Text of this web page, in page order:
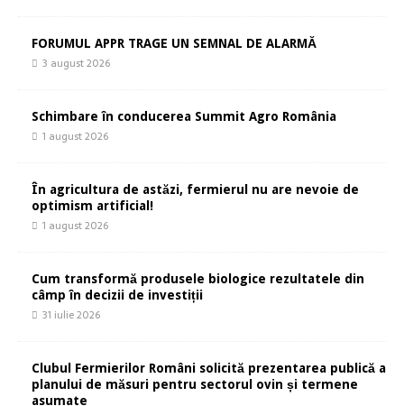
FORUMUL APPR TRAGE UN SEMNAL DE ALARMĂ
3 august 2026
Schimbare în conducerea Summit Agro România
1 august 2026
În agricultura de astăzi, fermierul nu are nevoie de
optimism artificial!
1 august 2026
Cum transformă produsele biologice rezultatele din
câmp în decizii de investiții
31 iulie 2026
Clubul Fermierilor Români solicită prezentarea publică a
planului de măsuri pentru sectorul ovin și termene
asumate